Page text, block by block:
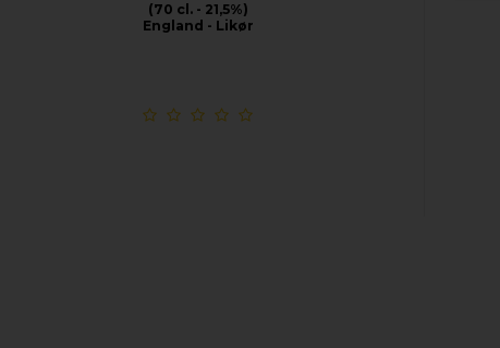
(70 cl. - 21,5%)
England - Likør